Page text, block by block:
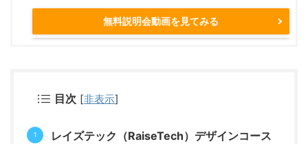
無料説明会動画を見てみる
目次 [非表示]
レイズテック（RaiseTech）デザインコース